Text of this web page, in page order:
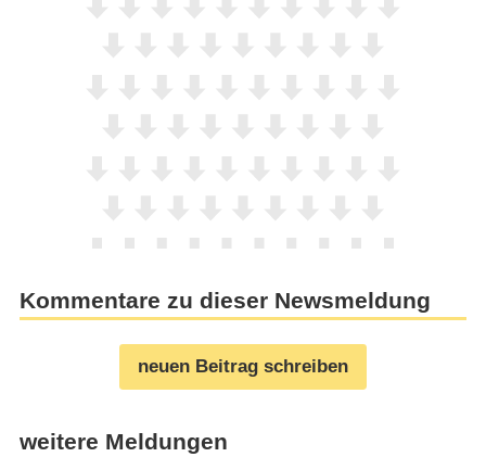
Kommentare zu dieser Newsmeldung
neuen Beitrag schreiben
weitere Meldungen